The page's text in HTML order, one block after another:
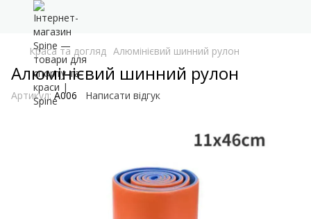
Краса та догляд Алюмінієвий шинний рулон
Алюмінієвий шинний рулон
Артикул:A006 Написати відгук